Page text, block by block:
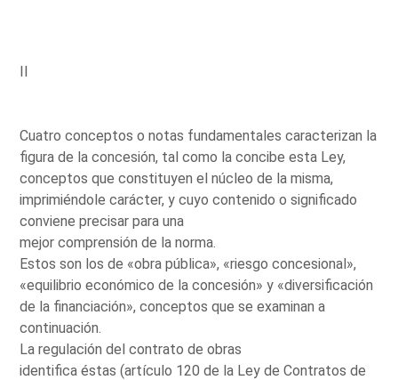
II
Cuatro conceptos o notas fundamentales caracterizan la
figura de la concesión, tal como la concibe esta Ley,
conceptos que constituyen el núcleo de la misma,
imprimiéndole carácter, y cuyo contenido o significado
conviene precisar para una
mejor comprensión de la norma.
Estos son los de «obra pública», «riesgo concesional»,
«equilibrio económico de la concesión» y «diversificación
de la financiación», conceptos que se examinan a
continuación.
La regulación del contrato de obras
identifica éstas (artículo 120 de la Ley de Contratos de